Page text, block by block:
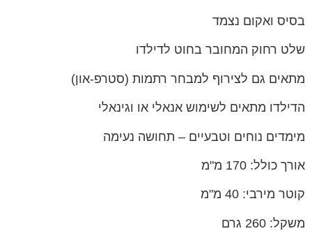
בסיס ואקום נצמד
שלט רחוק המחובר בחוט לדילדו
מתאים גם לצירוף למבחר רתמות (סטרפ-און)
הדילדו מתאים לשימוש אנאלי או וגינאלי
מימדים נוחים וטבעיים – תחושה נעימה
אורך כולל: 170 מ"מ
קוטר מירבי: 40 מ"מ
משקל: 260 גרם